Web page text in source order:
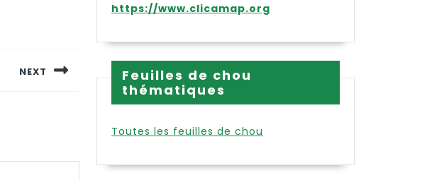
NEXT
https://www.clicamap.org
Feuilles de chou
thématiques
Toutes les feuilles de chou